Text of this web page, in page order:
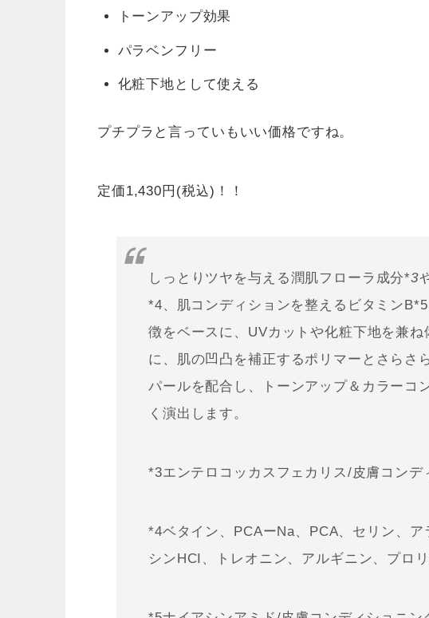
トーンアップ効果
パラベンフリー
化粧下地として使える
プチプラと言っていもいい価格ですね。
定価1,430円(税込)！！
しっとりツヤを与える潤肌フローラ成分*3
*4、肌コンディションを整えるビタミン
徴をベースに、UVカットや化粧下地を兼
に、肌の凹凸を補正するポリマーとさらさ
パールを配合し、トーンアップ＆カラーコ
く演出します。
*3エンテロコッカスフェカリス/皮膚コンデ
*4ベタイン、PCAーNa、PCA、セリン、
シンHCI、トレオニン、アルギニン、プロ